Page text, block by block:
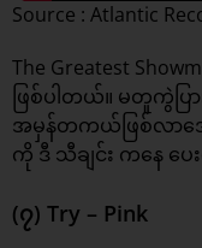
Source : Atlantic
The Greatest
ဖြစ်ပါတယ်။ မတူကွဲပ
အမှန်တကယ်ဖြစ်လာအ
ကို ဒီ သီချင်း ကနေ ပေ
(၇) Try – Pink